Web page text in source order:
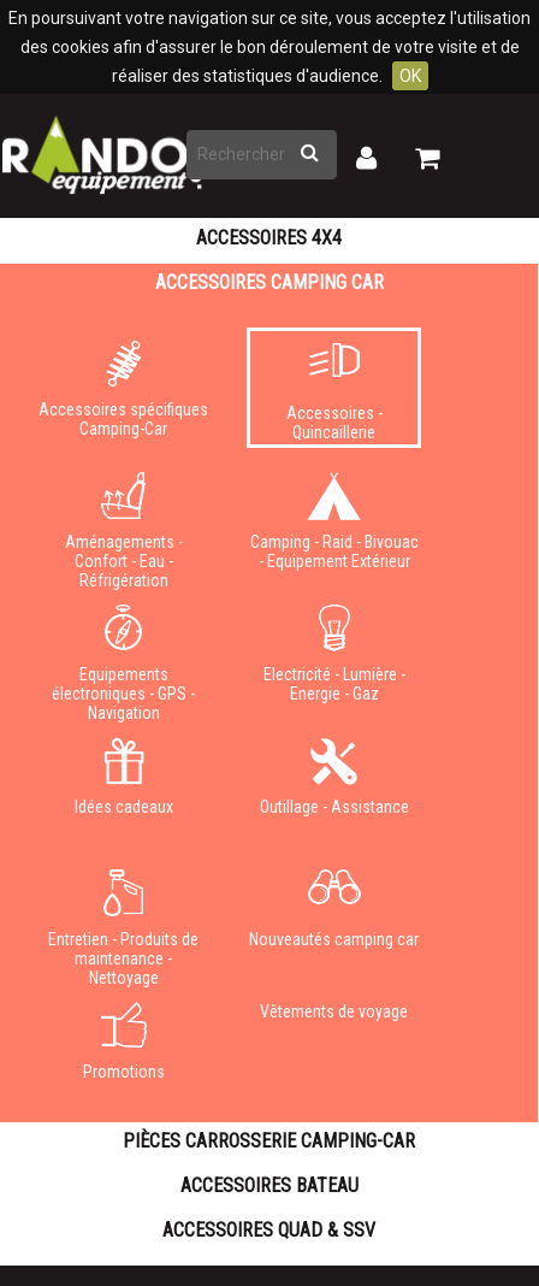
En poursuivant votre navigation sur ce site, vous acceptez l'utilisation
des cookies afin d'assurer le bon déroulement de votre visite et de
réaliser des statistiques d'audience.
OK
Rechercher
Mon
Mon
ACCESSOIRES 4X4
ACCESSOIRES CAMPING CAR
Accessoires spécifiques
Camping-Car
Accessoires -
Quincaillerie
Aménagements -
Confort - Eau -
Réfrigération
Camping - Raid - Bivouac
- Equipement Extérieur
Equipements
électroniques - GPS -
Navigation
Electricité - Lumière -
Energie - Gaz
Idées cadeaux Outillage - Assistance
Entretien - Produits de
maintenance -
Nettoyage
Nouveautés camping car
Promotions
Vêtements de voyage
PIÈCES CARROSSERIE CAMPING-CAR
ACCESSOIRES BATEAU
ACCESSOIRES QUAD & SSV
Panneau de gestion des cookies